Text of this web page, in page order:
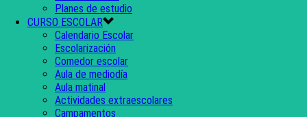
Planes de estudio
CURSO ESCOLAR
Calendario Escolar
Escolarización
Comedor escolar
Aula de mediodía
Aula matinal
Actividades extraescolares
Campamentos